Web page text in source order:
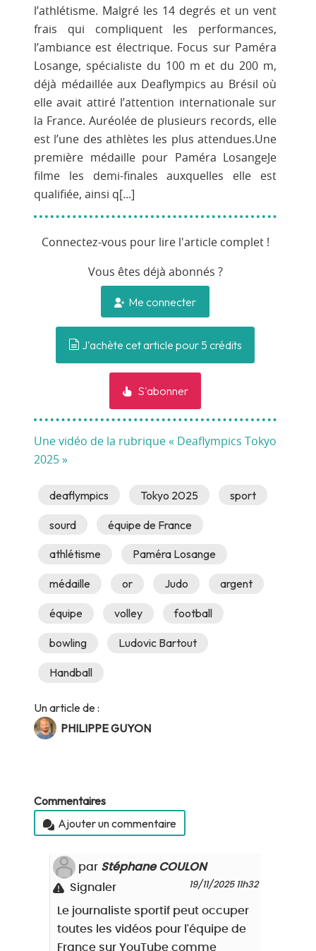
l’athlétisme. Malgré les 14 degrés et un vent
frais qui compliquent les performances,
l’ambiance est électrique. Focus sur Paméra
Losange, spécialiste du 100 m et du 200 m,
déjà médaillée aux Deaflympics au Brésil où
elle avait attiré l’attention internationale sur
la France. Auréolée de plusieurs records, elle
est l’une des athlètes les plus attendues.Une
première médaille pour Paméra LosangeJe
filme les demi-finales auxquelles elle est
qualifiée, ainsi q[...]
Connectez-vous pour lire l'article complet !
Vous êtes déjà abonnés ?
Me connecter
J'achète cet article pour 5 crédits
S'abonner
Une vidéo de la rubrique « Deaflympics Tokyo
2025 »
deaflympics Tokyo 2025 sport
sourd équipe de France
athlétisme Paméra Losange
médaille or Judo argent
équipe volley football
bowling Ludovic Bartout
Handball
Un article de :
PHILIPPE GUYON
Commentaires
Ajouter un commentaire
par Stéphane COULON
19/11/2025 11h32
Signaler
Le journaliste sportif peut occuper
toutes les vidéos pour l'équipe de
France sur YouTube comme